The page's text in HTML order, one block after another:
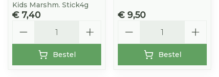
Kids Marshm. Stick4g
€ 7,40
Bestel
€ 9,50
Bestel